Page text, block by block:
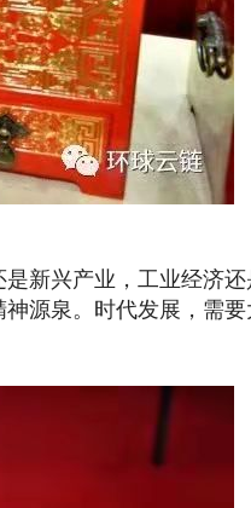
新兴产业，工业经济还
源泉。时代发展，需要